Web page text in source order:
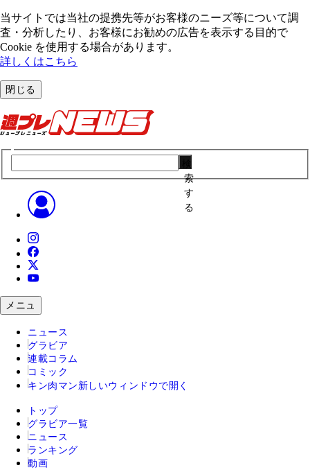
当サイトでは当社の提携先等がお客様のニーズ等について調
査・分析したり、お客様にお勧めの広告を表⽰する⽬的で
Cookie を使⽤する場合があります。
詳しくはこちら
閉じる
索
す
る
メニュ
ニュース
グラビア
連載コラム
コミック
キン肉マン 新しいウィンドウで開く
トップ
グラビア一覧
ニュース
ランキング
動画